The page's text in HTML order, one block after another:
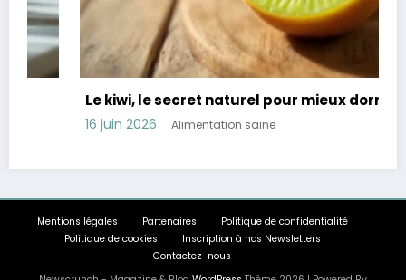
Le kiwi, le secret naturel pour mieux dormir
16 juin 2026 Alimentation saine
Mentions légales Partenaires
Politique de confidentialité
Politique de cookies
Inscription à nos Newsletters
Contactez-nous